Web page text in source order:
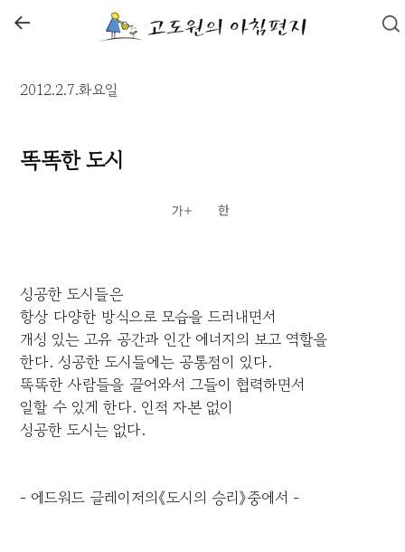
←
2012.2.7.화요일
똑똑한 도시
성공한 도시들은
항상 다양한 방식으로 모습을 드러내면서
개성 있는 고유 공간과 인간 에너지의 보고 역할을
한다. 성공한 도시들에는 공통점이 있다.
똑똑한 사람들을 끌어와서 그들이 협력하면서
일할 수 있게 한다. 인적 자본 없이
성공한 도시는 없다.
- 에드워드 글레이저의《도시의 승리》중에서 -